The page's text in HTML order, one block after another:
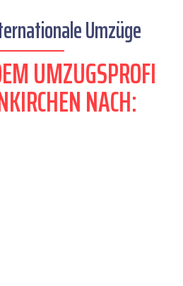
Umzüge
UMZUGSPROFI
NACH: